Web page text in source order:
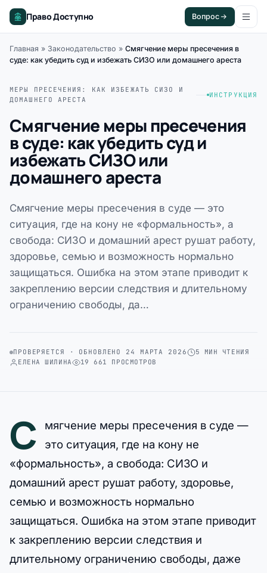
Право Доступно Вопрос
Главная » Законодательство » Смягчение меры пресечения в
суде: как убедить суд и избежать СИЗО или домашнего ареста
МЕРЫ ПРЕСЕЧЕНИЯ: КАК ИЗБЕЖАТЬ СИЗО И
ДОМАШНЕГО АРЕСТА
ИНСТРУКЦИЯ
Смягчение меры пресечения
в суде: как убедить суд и
избежать СИЗО или
домашнего ареста
Смягчение меры пресечения в суде — это
ситуация, где на кону не «формальность», а
свобода: СИЗО и домашний арест рушат работу,
здоровье, семью и возможность нормально
защищаться. Ошибка на этом этапе приводит к
закреплению версии следствия и длительному
ограничению свободы, да…
ПРОВЕРЯЕТСЯ · ОБНОВЛЕНО 24 МАРТА 2026
5 МИН ЧТЕНИЯ
ЕЛЕНА ШИЛИНА
19 661 ПРОСМОТРОВ
С
мягчение меры пресечения в суде —
это ситуация, где на кону не
«формальность», а свобода: СИЗО и
домашний арест рушат работу, здоровье,
семью и возможность нормально
защищаться. Ошибка на этом этапе приводит
к закреплению версии следствия и
длительному ограничению свободы, даже